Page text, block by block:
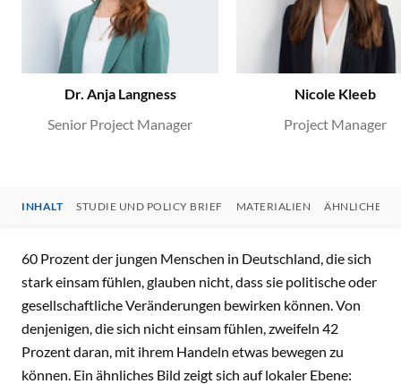
Dr. Anja Langness
Senior Project Manager
Nicole Kleeb
Project Manager
INHALT STUDIE UND POLICY BRIEF MATERIALIEN ÄHNLICHE
INHALT
60 Prozent der jungen Menschen in Deutschland, die sich
stark einsam fühlen, glauben nicht, dass sie politische oder
gesellschaftliche Veränderungen bewirken können. Von
denjenigen, die sich nicht einsam fühlen, zweifeln 42
Prozent daran, mit ihrem Handeln etwas bewegen zu
können. Ein ähnliches Bild zeigt sich auf lokaler Ebene: